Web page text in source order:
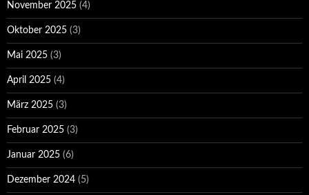
November 2025 (4)
Oktober 2025 (3)
Mai 2025 (3)
April 2025 (4)
März 2025 (3)
Februar 2025 (3)
Januar 2025 (6)
Dezember 2024 (5)